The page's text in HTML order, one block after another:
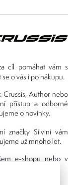
cíl pomáhat vám s
o vás i po nákupu.
Crussis, Author nebo
přístup a odborné
o novinky.
značky Silvini vám
už mnoho let.
e-shopu nebo v
URAN.